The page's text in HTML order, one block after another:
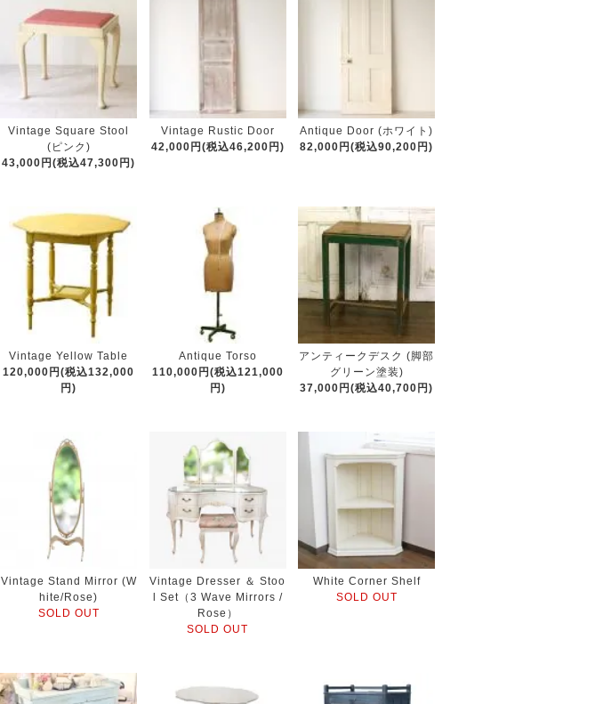
Vintage Square Stool
(ピンク)
43,000円(税込47,300円)
Vintage Rustic Door
42,000円(税込46,200円)
Antique Door (ホワイト)
82,000円(税込90,200円)
Vintage Yellow Table
120,000円(税込132,000
円)
Antique Torso
110,000円(税込121,000
円)
アンティークデスク (脚部
グリーン塗装)
37,000円(税込40,700円)
Vintage Stand Mirror (W
hite/Rose)
SOLD OUT
Vintage Dresser ＆ Stoo
l Set（3 Wave Mirrors /
Rose）
SOLD OUT
White Corner Shelf
SOLD OUT